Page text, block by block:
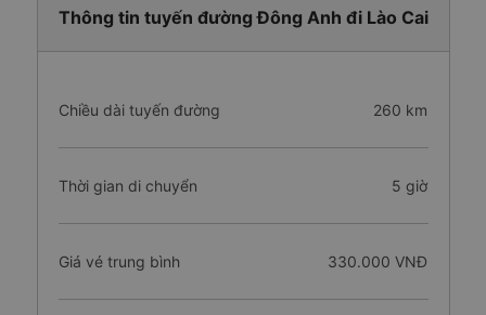
Thông tin tuyến đường Đông Anh đi Lào Cai
Chiều dài tuyến đường 260 km
Thời gian di chuyển 5 giờ
Giá vé trung bình 330.000 VNĐ